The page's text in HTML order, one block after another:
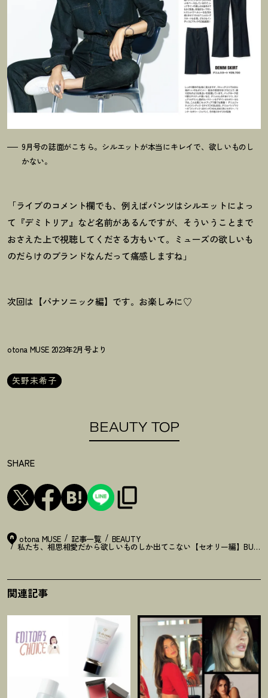
9月号の誌面がこちら。シルエットが本当にキレイで、欲しいものし
かない。
「ライブのコメント欄でも、例えばパンツはシルエットによっ
て『デミトリア』など名前があるんですが、そういうことまで
おさえた上で視聴してくださる方もいて。ミューズの欲しいも
のだらけのブランドなんだって痛感しますね」
次回は【パナソニック編】です。お楽しみに♡
otona MUSE 2023年2月号より
矢野未希子
BEAUTY TOP
SHARE
otona MUSE 記事一覧 BEAUTY
私たち、相思相愛だから欲しいものしか出てこない【セオリー編】BUZZ
関連記事